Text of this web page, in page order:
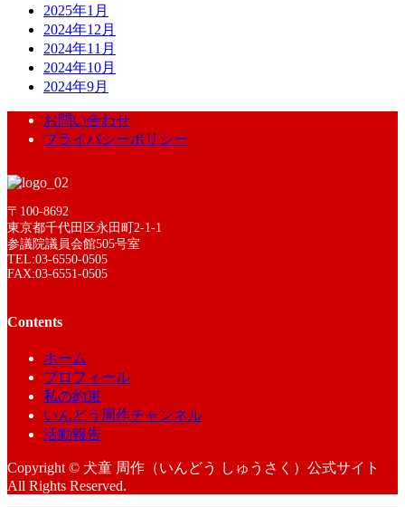
2025年1月
2024年12月
2024年11月
2024年10月
2024年9月
お問い合わせ
プライバシーポリシー
〒100-8692
東京都千代田区永田町2-1-1
参議院議員会館505号室
TEL:03-6550-0505
FAX:03-6551-0505
Contents
ホーム
プロフィール
私の約束
いんどう周作チャンネル
活動報告
Copyright © 犬童 周作（いんどう しゅうさく）公式サイト
All Rights Reserved.